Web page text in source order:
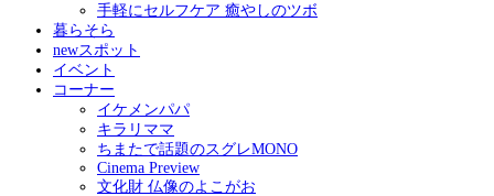
手軽にセルフケア 癒やしのツボ
暮らそら
newスポット
イベント
コーナー
イケメンパパ
キラリママ
ちまたで話題のスグレMONO
Cinema Preview
文化財 仏像のよこがお